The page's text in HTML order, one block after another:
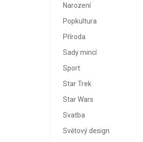
Narození
Popkultura
Příroda
Sady mincí
Sport
Star Trek
Star Wars
Svatba
Světový design